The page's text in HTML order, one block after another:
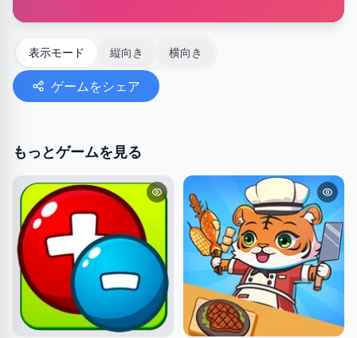
表示モード 縦向き 横向き
ゲームをシェア
もっとゲームを見る